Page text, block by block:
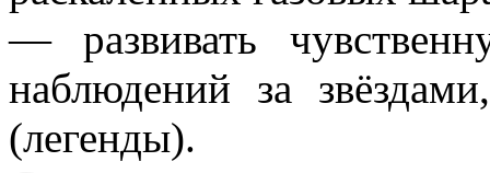
— развивать
наблюдений за
(легенды).